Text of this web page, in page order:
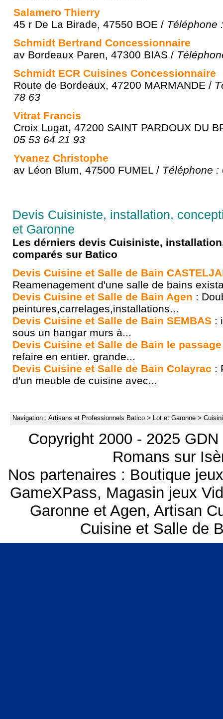
Salamero Thierry
45 r De La Birade, 47550 BOE / Téléphone
Schmidt Bertrand Concessionnaire
av Bordeaux Paren, 47300 BIAS /
Schmidt ECR Cuisines Concessionnaire
Route de Bordeaux, 47200 MARMANDE /
78 63
Vitrat Francis
Croix Lugat, 47200 SAINT PARDOUX DU
05 53 64 21 93
Yvanez Christophe
av Léon Blum, 47500 FUMEL / Téléphone :
Devis Cuisiniste, installation,
et Garonne
Les dérniers devis Cuisiniste,
comparés sur Batico
Devis Cuisine et Salle de Bain
Reamenagement d'une salle de bains
Devis Cuisine et Salle de Bain Agen :
peintures,carrelages,installations...
Devis Cuisine et Salle de Bain SEMBAS :
sous un hangar murs à...
Devis Cuisine et Salle de Bain le passage
refaire en entier. grande...
Devis Cuisine et Salle de Bain Colayrac :
d'un meuble de cuisine avec...
Navigation : Artisans et Professionnels Batico > Lot et Garonne >
Copyright 2000 - 2025
Romans sur
Nos partenaires : Boutique
GameXPass, Magasin jeux
Garonne et Agen, Artisan
Cuisine et Salle de